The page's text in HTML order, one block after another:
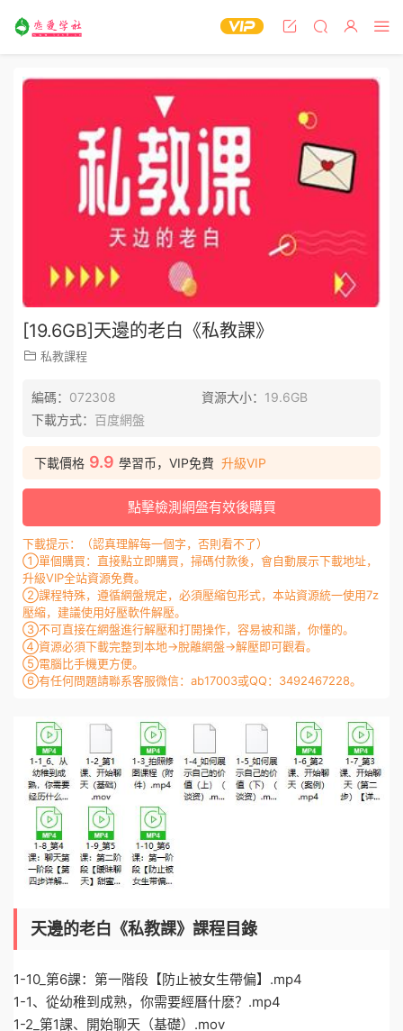
[19.6GB]天邊的老白《私教課》
私教課程
編碼： 072308 資源大小： 19.6GB
下載方式： 百度網盤
下載價格 9.9 學習币，VIP免費 升級VIP
點擊檢測網盤有效後購買
下載提示：（認真理解每一個字，否則看不了）
①單個購買：直接點立即購買，掃碼付款後，會自動展示下載地址，
升級VIP全站資源免費。
②課程特殊，遵循網盤規定，必須壓縮包形式，本站資源統一使用7z
壓縮，建議使用好壓軟件解壓。
③不可直接在網盤進行解壓和打開操作，容易被和諧，你懂的。
④資源必須下載完整到本地→脫離網盤→解壓即可觀看。
⑤電腦比手機更方便。
⑥有任何問題請聯系客服微信：ab17003或QQ：3492467228。
天邊的老白《私教課》課程目錄
1-10_第6課：第一階段【防止被女生帶偏】.mp4
1-1、從幼稚到成熟，你需要經曆什麽？.mp4
1-2_第1課、開始聊天（基礎）.mov